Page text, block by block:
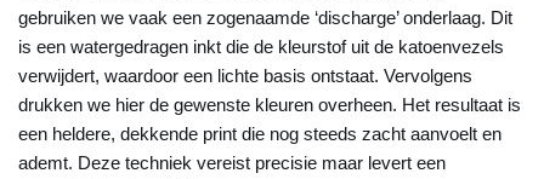
gebruiken we vaak een zogenaamde ‘discharge’ onderlaag. Dit
is een watergedragen inkt die de kleurstof uit de katoenvezels
verwijdert, waardoor een lichte basis ontstaat. Vervolgens
drukken we hier de gewenste kleuren overheen. Het resultaat is
een heldere, dekkende print die nog steeds zacht aanvoelt en
ademt. Deze techniek vereist precisie maar levert een